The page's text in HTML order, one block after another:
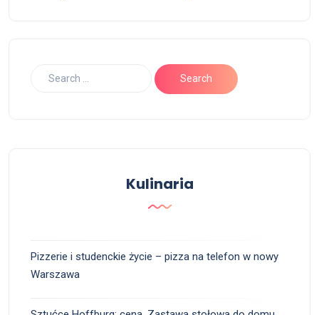
Kulinaria
Pizzerie i studenckie życie – pizza na telefon w nowy
Warszawa